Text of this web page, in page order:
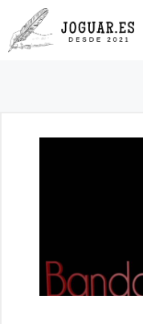
Saltar
al
contenido